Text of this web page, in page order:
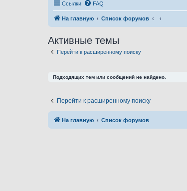
Ссылки FAQ
На главную Список форумов
Активные темы
Перейти к расширенному поиску
Подходящих тем или сообщений не найдено.
Перейти к расширенному поиску
На главную Список форумов